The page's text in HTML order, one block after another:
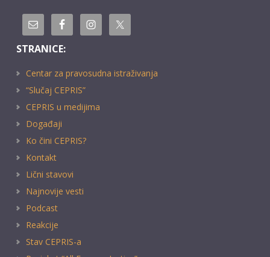
STRANICE:
Centar za pravosudna istraživanja
“Slučaj CEPRIS”
CEPRIS u medijima
Događaji
Ko čini CEPRIS?
Kontakt
Lični stavovi
Najnovije vesti
Podcast
Reakcije
Stav CEPRIS-a